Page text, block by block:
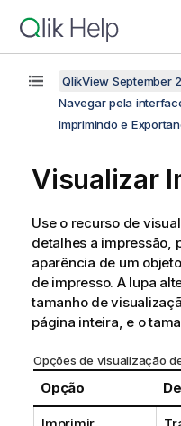
QlikView September
Navegar pela
Imprimindo e
Visualizar
Use o recurso de
detalhes a impressão,
aparência de um
de impresso. A lupa
tamanho de
página inteira, e o
Opções de visualização
Opção